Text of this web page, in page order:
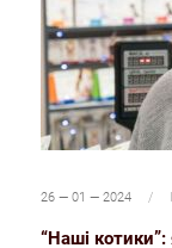
26 — 01 — 2024 /
“Наші